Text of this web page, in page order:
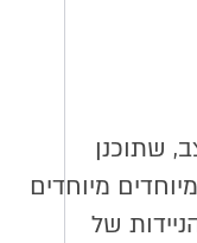
שתוכנן
מיוחדים
של